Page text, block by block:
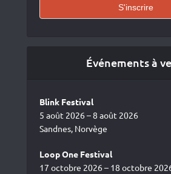
Événements à
Blink Festival
5 août 2026 – 8 août 2026
Sandnes, Norvège
Loop One Festival
17 octobre 2026 – 18 octobre